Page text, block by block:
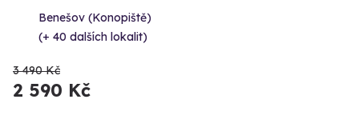
Benešov (Konopiště)
(+ 40 dalších lokalit)
3 490 Kč
2 590 Kč